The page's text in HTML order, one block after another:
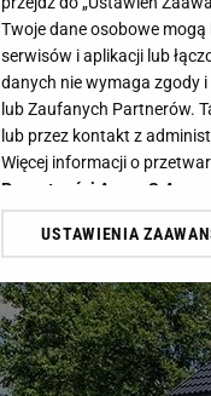
Twoje dane osobowe
serwisów i aplikacji lub
danych nie wymaga zgody
lub Zaufanych Partnerów.
lub przez kontakt z
Więcej informacji o
Prywatności Agora S.A.
Klikając „Akceptuję”
dotyczące plików cookie,
odnośnik „Ustawienia
plików cookie możliwa jest
USTAWIENIA